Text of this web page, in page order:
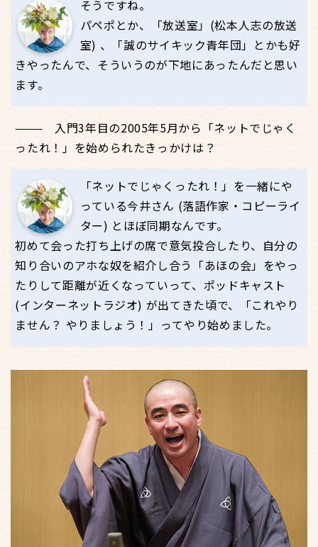
そうですね。
パペポとか、「放送室」(松本人志の放送
室) 、「誠のサイキック青年団」とかも好
きやったんで、そういうのが下地にあったんだと思い
ます。
入門3年目の2005年5月から「ネットでじゃく
ったれ！」を始められたきっかけは？
「ネットでじゃくったれ！」を一緒にや
っている今井さん (落語作家・コピーライ
ター) とほぼ同期なんです。
初めて会った打ち上げの席で意気投合したり、自分の
知り合いのアホな奴を紹介し合う「あほの会」をやっ
たりして距離が近くなっていって、ポッドキャスト
(インターネットラジオ) が出てきた頃で、「これやり
ません？ やりましょう！」ってやり始めました。